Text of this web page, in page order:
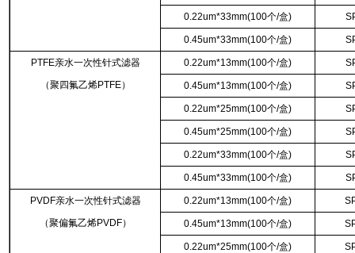
0.22um*33mm(100个/盒)
0.45um*33mm(100个/盒)
PTFE亲水一次性针式滤器
（聚四氟乙烯PTFE）
0.22um*13mm(100个/盒)
0.45um*13mm(100个/盒)
0.22um*25mm(100个/盒)
0.45um*25mm(100个/盒)
0.22um*33mm(100个/盒)
0.45um*33mm(100个/盒)
PVDF亲水一次性针式滤器
（聚偏氟乙烯PVDF）
0.22um*13mm(100个/盒)
0.45um*13mm(100个/盒)
0.22um*25mm(100个/盒)